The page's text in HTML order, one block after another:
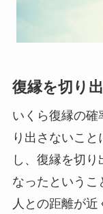
復縁を切り
いくら復縁の確
り出さないこ
し、復縁を切り
なったというこ
人との距離が